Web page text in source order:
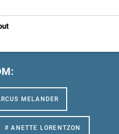
MELANDER
# ANETTE LORENTZON